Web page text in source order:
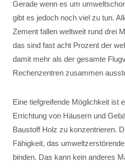
Gerade wenn es um
gibt es jedoch noch viel zu tun.
Zement fallen weltweit rund drei
das sind fast acht Prozent der
damit mehr als der gesamte
Rechenzentren zusammen
Eine tiefgreifende Möglichkeit ist
Errichtung von Häusern und
Baustoff Holz zu konzentrieren.
Fähigkeit, das
binden. Das kann kein anderes